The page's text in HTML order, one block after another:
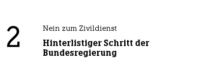
2 Nein zum Zivildienst
Hinterlistiger Schritt der
Bundesregierung